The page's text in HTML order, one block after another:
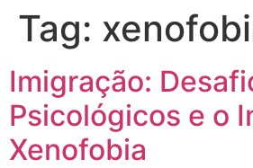
Tag:
Imigração:
Psicológicos e o
Xenofobia